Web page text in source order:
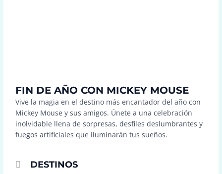
FIN DE AÑO CON MICKEY MOUSE
Vive la magia en el destino más encantador del año con
Mickey Mouse y sus amigos. Únete a una celebración
inolvidable llena de sorpresas, desfiles deslumbrantes y
fuegos artificiales que iluminarán tus sueños.
DESTINOS